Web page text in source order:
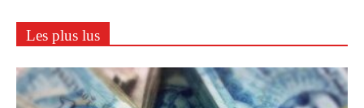
Les plus lus